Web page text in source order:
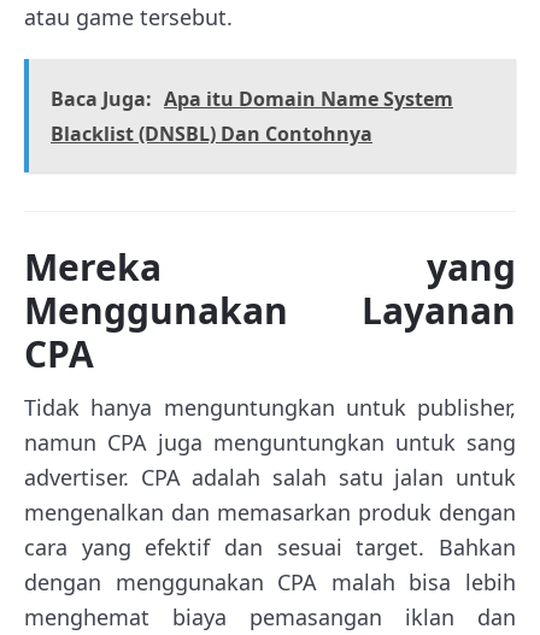
atau game tersebut.
Baca Juga: Apa itu Domain Name System
Blacklist (DNSBL) Dan Contohnya
Mereka yang
Menggunakan Layanan
CPA
Tidak hanya menguntungkan untuk publisher,
namun CPA juga menguntungkan untuk sang
advertiser. CPA adalah salah satu jalan untuk
mengenalkan dan memasarkan produk dengan
cara yang efektif dan sesuai target. Bahkan
dengan menggunakan CPA malah bisa lebih
menghemat biaya pemasangan iklan dan